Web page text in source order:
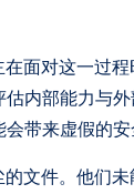
面对这一过
内部能力与
带来虚假的安
文件。他们